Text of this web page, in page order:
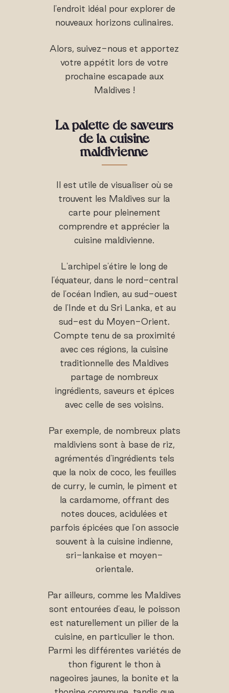
l'endroit idéal pour explorer de
nouveaux horizons culinaires.
Alors, suivez-nous et apportez
votre appétit lors de votre
prochaine escapade aux
Maldives !
La palette de saveurs
de la cuisine
maldivienne
Il est utile de visualiser où se
trouvent les Maldives sur la
carte pour pleinement
comprendre et apprécier la
cuisine maldivienne.
L'archipel s'étire le long de
l'équateur, dans le nord-central
de l'océan Indien, au sud-ouest
de l'Inde et du Sri Lanka, et au
sud-est du Moyen-Orient.
Compte tenu de sa proximité
avec ces régions, la cuisine
traditionnelle des Maldives
partage de nombreux
ingrédients, saveurs et épices
avec celle de ses voisins.
Par exemple, de nombreux plats
maldiviens sont à base de riz,
agrémentés d'ingrédients tels
que la noix de coco, les feuilles
de curry, le cumin, le piment et
la cardamome, offrant des
notes douces, acidulées et
parfois épicées que l'on associe
souvent à la cuisine indienne,
sri-lankaise et moyen-
orientale.
Par ailleurs, comme les Maldives
sont entourées d'eau, le poisson
est naturellement un pilier de la
cuisine, en particulier le thon.
Parmi les différentes variétés de
thon figurent le thon à
nageoires jaunes, la bonite et la